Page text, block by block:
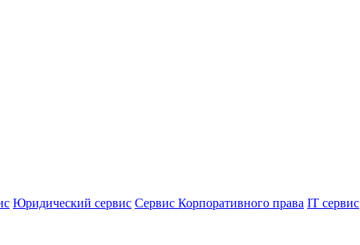
Юридический сервис Сервис Корпоративного права IT сервис